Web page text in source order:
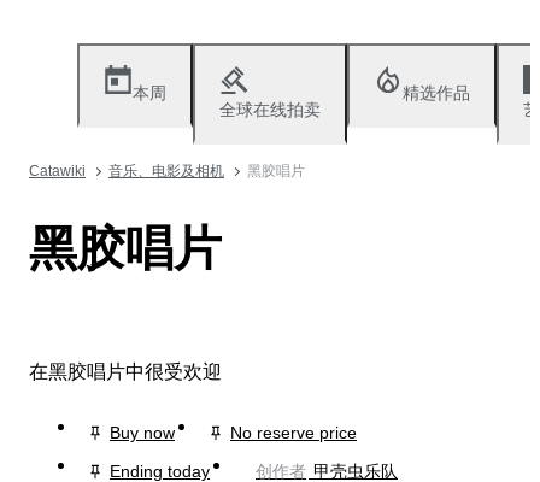
本周
全球在线拍卖
精选作品
Catawiki 音乐、电影及相机 黑胶唱片
黑胶唱片
在黑胶唱片中很受欢迎
Buy now
No reserve price
Ending today
创作者 甲壳虫乐队